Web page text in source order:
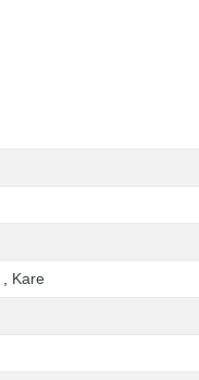
Kare